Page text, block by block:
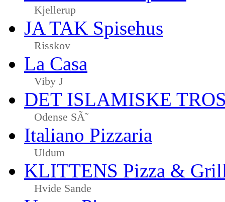
Kjellerup
JA TAK Spisehus
Risskov
La Casa
Viby J
DET ISLAMISKE
Odense SÃ˜
Italiano Pizzaria
Uldum
KLITTENS Pizza &
Hvide Sande